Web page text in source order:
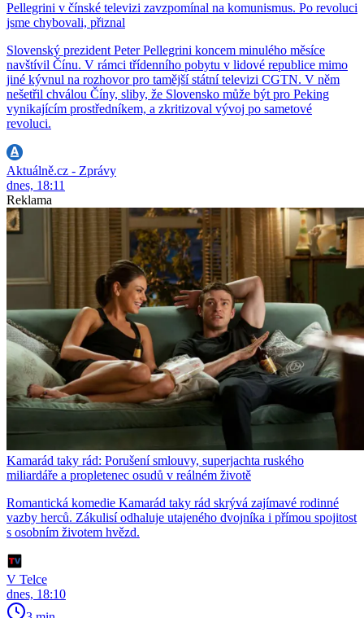
Pellegrini v čínské televizi zavzpomínal na komunismus. Po revoluci
jsme chybovali, přiznal
Slovenský prezident Peter Pellegrini koncem minulého měsíce
navštívil Čínu. V rámci třídenního pobytu v lidové republice mimo
jiné kývnul na rozhovor pro tamější státní televizi CGTN. V něm
nešetřil chválou Číny, sliby, že Slovensko může být pro Peking
vynikajícím prostředníkem, a zkritizoval vývoj po sametové
revoluci.
Aktuálně.cz - Zprávy
dnes, 18:11
Reklama
Kamarád taky rád: Porušení smlouvy, superjachta ruského
miliardáře a propletenec osudů v reálném životě
Romantická komedie Kamarád taky rád skrývá zajímavé rodinné
vazby herců. Zákulisí odhaluje utajeného dvojníka i přímou spojitost
s osobním životem hvězd.
V Telce
dnes, 18:10